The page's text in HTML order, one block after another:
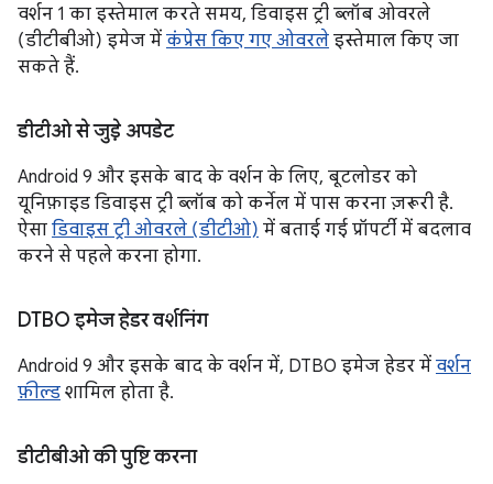
वर्शन 1 का इस्तेमाल करते समय, डिवाइस ट्री ब्लॉब ओवरले
(डीटीबीओ) इमेज में कंप्रेस किए गए ओवरले इस्तेमाल किए जा
सकते हैं.
डीटीओ से जुड़े अपडेट
Android 9 और इसके बाद के वर्शन के लिए, बूटलोडर को
यूनिफ़ाइड डिवाइस ट्री ब्लॉब को कर्नेल में पास करना ज़रूरी है.
ऐसा डिवाइस ट्री ओवरले (डीटीओ) में बताई गई प्रॉपर्टी में बदलाव
करने से पहले करना होगा.
DTBO इमेज हेडर वर्शनिंग
Android 9 और इसके बाद के वर्शन में, DTBO इमेज हेडर में वर्शन
फ़ील्ड शामिल होता है.
डीटीबीओ की पुष्टि करना